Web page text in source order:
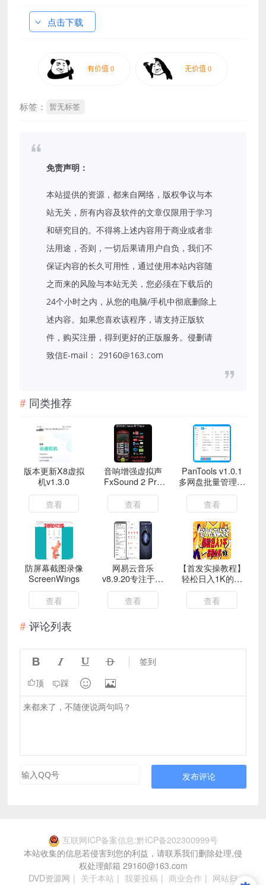
点击下载
标签： 暂无标签
免责声明：
本站提供的资源，都来自网络，版权争议与本
站无关，所有内容及软件的文章仅限用于学习
和研究目的。不得将上述内容用于商业或者非
法用途，否则，一切后果请用户自负，我们不
保证内容的长久可用性，通过使用本站内容随
之而来的风险与本站无关，您必须在下载后的
24个小时之内，从您的电脑/手机中彻底删除上
述内容。如果您喜欢该程序，请支持正版软
件，购买注册，得到更好的正版服务。侵删请
致信E-mail： 29160@163.com
同类推荐
版本更新X8虚拟
机v1.3.0
查看
音响增强虚拟声
FxSound 2 Pro
1.1.17 破解版
查看
PanTools v1.0.1
多网盘批量管理工
具
查看
防屏幕截图录像
ScreenWings
查看
网易云音乐
v8.9.20专注于发
现与分享的音乐，
解锁本地黑椒会员
版/去广告 定制版
查看
【首发实操教程】
轻松日入1K的猫
鼠游戏【包引流软
件+项目素材】
查看
评论列表
    签到
顶 踩  
发布评论
互联网ICP备案信息:黔ICP备202300999号
本站收集的信息若侵害到您的利益，请联系我们删除处理,侵
权处理邮箱 29160@163.com
DVD资源网 | 关于本站 | 我要投稿 | 商业合作 | 网站归